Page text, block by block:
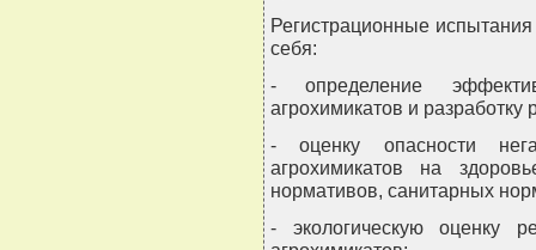
Регистрационные
себя:
- определение
агрохимикатов и
- оценку опасности
агрохимикатов на
нормативов, санитарных
- экологическую оценку